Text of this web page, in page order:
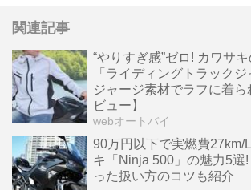
関連記事
“やりすぎ感”ゼロ! カワサ
「ライディングトラック
ジャージ素材でラフに着ら
ビュー】
webオートバイ
90万円以下で実燃費27km/
キ「Ninja 500」の魅力5選
った扱い方のコツも紹介